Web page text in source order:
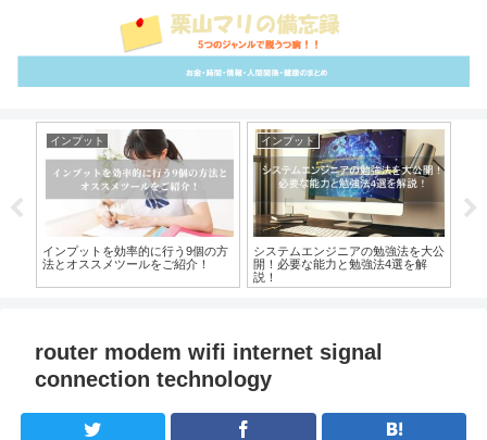
インプット
インプットを効率的に行う9個の方
法とオススメツールをご紹介！
インプット
システムエンジニアの勉強法を大公
開！必要な能力と勉強法4選を解
説！
router modem wifi internet signal
connection technology